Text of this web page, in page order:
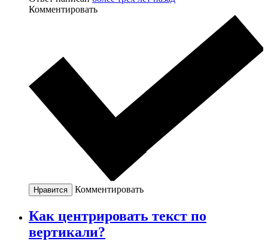
Комментировать
Нравится Комментировать
Как центрировать текст по
вертикали?